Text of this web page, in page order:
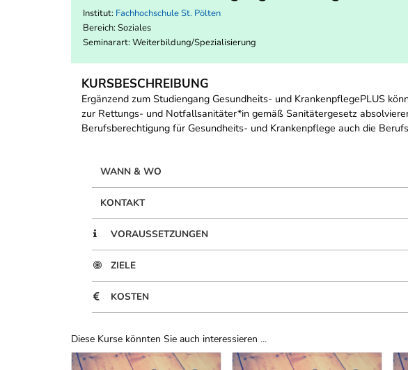
Institut: Fachhochschule St. Pölten
Bereich: Soziales
Seminarart: Weiterbildung/Spezialisierung
KURSBESCHREIBUNG
Ergänzend zum Studiengang Gesundheits- und KrankenpflegePLUS
zur Rettungs- und Notfallsanitäter*in gemäß Sanitätergesetz
Berufsberechtigung für Gesundheits- und Krankenpflege auch die
WANN & WO
KONTAKT
VORAUSSETZUNGEN
ZIELE
KOSTEN
Diese Kurse könnten Sie auch interessieren ...
Uber Weiterbildungsvorschläge